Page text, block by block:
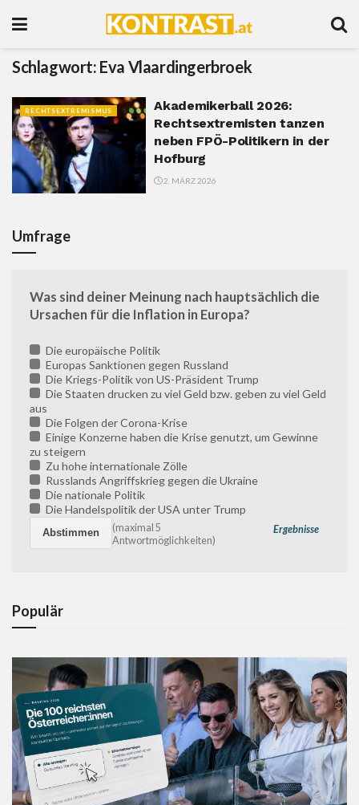
Schlagwort: Eva Vlaardingerbroek
RECHTSEXTREMISMUS
Akademikerball 2026:
Rechtsextremisten tanzen
neben FPÖ-Politikern in der
Hofburg
2. MÄRZ 2026
Umfrage
Was sind deiner Meinung nach hauptsächlich die
Ursachen für die Inflation in Europa?
Die europäische Politik
Europas Sanktionen gegen Russland
Die Kriegs-Politik von US-Präsident Trump
Die Staaten drucken zu viel Geld bzw. geben zu viel Geld
aus
Die Folgen der Corona-Krise
Einige Konzerne haben die Krise genutzt, um Gewinne
zu steigern
Zu hohe internationale Zölle
Russlands Angriffskrieg gegen die Ukraine
Die nationale Politik
Die Handelspolitik der USA unter Trump
Ergebnisse
(maximal 5
Antwortmöglichkeiten)
Populär